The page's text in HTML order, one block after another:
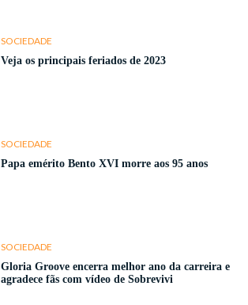
SOCIEDADE
Veja os principais feriados de 2023
SOCIEDADE
Papa emérito Bento XVI morre aos 95 anos
SOCIEDADE
Gloria Groove encerra melhor ano da carreira e
agradece fãs com vídeo de Sobrevivi